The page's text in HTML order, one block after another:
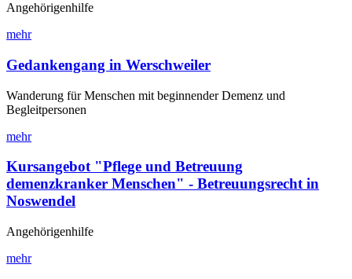
Angehörigenhilfe
mehr
Gedankengang in Werschweiler
Wanderung für Menschen mit beginnender Demenz und
Begleitpersonen
mehr
Kursangebot "Pflege und Betreuung
demenzkranker Menschen" - Betreuungsrecht in
Noswendel
Angehörigenhilfe
mehr